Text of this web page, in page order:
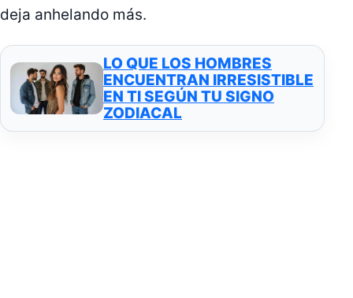
deja anhelando más.
LO QUE LOS HOMBRES
ENCUENTRAN IRRESISTIBLE
EN TI SEGÚN TU SIGNO
ZODIACAL